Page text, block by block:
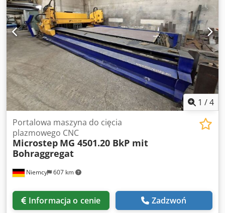
Klasa ochrony: IP21 • Waga: 50 kg • Wymiary: 710 x 280 x
590 mm • Źródło plazmy • Jednostka sterująca • Laptop z
licencją FastCAM • Stół plazmowy 3000 x 1500 mm (4
komory ssące) • Jednostka wentylacyjna z wylotami •
Podnośnik - udźwig 500 kg • Sprężarka tłokowa 5,5 kW, 270
l, 10 barów • Osuszacz powietrza 1500 l/min • Magnes
podnoszący i chwytak arkuszy • Dysze, elektrody i części
zamienne
1 /4
Niemcy 607 km
Portalowa maszyna do cięcia
plazmowego CNC
Microstep MG 4501.20 BkP mit
Bohraggregat
Informacja o cenie Zadzwoń